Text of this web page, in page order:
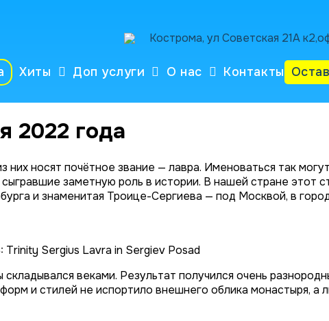
Кострома, ул Советская 21А
Хиты Доп услуги О нас Контакты
2022 года
носят почётное звание — лавра. Именоваться так могут
заметную роль в истории. В нашей стране этот
и знаменитая Троице-Сергиева — под Москвой, в
Trinity Sergius Lavra in Sergiev Posad
веками. Результат получился очень
и стилей не испортило внешнего облика монастыря, а